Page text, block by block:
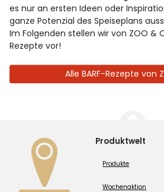
es nur an ersten Ideen oder
ganze Potenzial des Speiseplans
Im Folgenden stellen wir von ZOO &
Rezepte vor!
Alle BARF-Rezepte von
Produktwelt
Produkte
Wochenaktion